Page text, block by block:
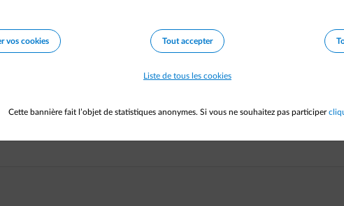
NOMBRE D'EMPLOYÉS
vos cookies Tout accepter
Liste de tous les cookies
Cette bannière fait l’objet de statistiques anonymes. Si vous ne souhaitez pas participer